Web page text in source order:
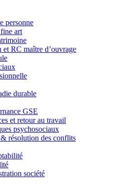
personne
art
et RC maître d’ouvrage
durable
GSE
et retour au travail
psychosociaux
résolution des conflits
société